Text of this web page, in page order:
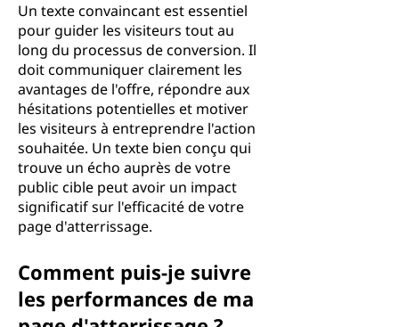
Un texte convaincant est essentiel
pour guider les visiteurs tout au
long du processus de conversion. Il
doit communiquer clairement les
avantages de l'offre, répondre aux
hésitations potentielles et motiver
les visiteurs à entreprendre l'action
souhaitée. Un texte bien conçu qui
trouve un écho auprès de votre
public cible peut avoir un impact
significatif sur l'efficacité de votre
page d'atterrissage.
Comment puis-je suivre
les performances de ma